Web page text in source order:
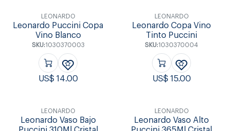
LEONARDO
Leonardo Puccini Copa
Vino Blanco
SKU:1030370003
US$ 14.00
LEONARDO
Leonardo Copa Vino
Tinto Puccini
SKU:1030370004
US$ 15.00
LEONARDO
Leonardo Vaso Bajo
LEONARDO
Leonardo Vaso Alto